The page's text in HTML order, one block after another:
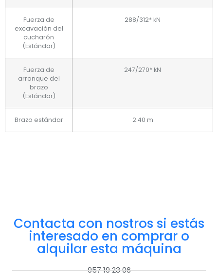
Fuerza de
excavación del
cucharón
(Estándar)
288/312* kN
Fuerza de
arranque del
brazo
(Estándar)
247/270* kN
Brazo estándar 2.40 m
Contacta con nostros si estás
interesado en comprar o
alquilar esta máquina
957 19 23 06